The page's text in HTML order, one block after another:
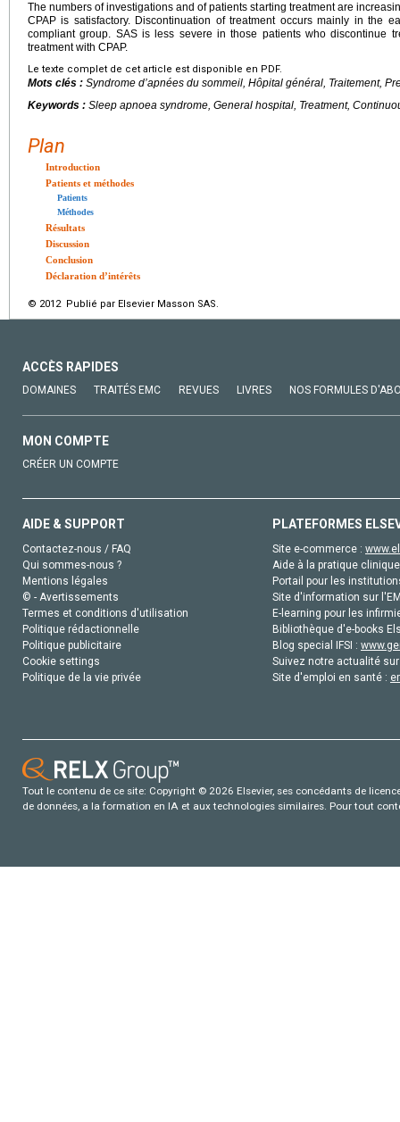
The numbers of investigations and of patients starting treatment are
CPAP is satisfactory. Discontinuation of treatment occurs mainly in the
compliant group. SAS is less severe in those patients who discontinue
treatment with CPAP.
Le texte complet de cet article est disponible en PDF.
Mots clés : Syndrome d’apnées du sommeil, Hôpital général, Traitement,
Keywords : Sleep apnoea syndrome, General hospital, Treatment,
Plan
Introduction
Patients et méthodes
Patients
Méthodes
Résultats
Discussion
Conclusion
Déclaration d’intérêts
© 2012 Publié par Elsevier Masson SAS.
ACCÈS RAPIDES
DOMAINES TRAITÉS EMC REVUES LIVRES NOS FORMULES
MON COMPTE
CRÉER UN COMPTE
AIDE & SUPPORT
Contactez-nous / FAQ
Qui sommes-nous ?
Mentions légales
© - Avertissements
Termes et conditions d'utilisation
Politique rédactionnelle
Politique publicitaire
Cookie settings
Politique de la vie privée
PLATEFORMES
Site e-commerce :
Aide à la pratique
Portail pour les
Site d'information sur
E-learning pour les
Bibliothèque d'e-books
Blog special IFSI :
Suivez notre actualité
Site d'emploi en santé :
Tout le contenu de ce site: Copyright © 2026 Elsevier, ses concédants de
de données, a la formation en IA et aux technologies similaires. Pour tout